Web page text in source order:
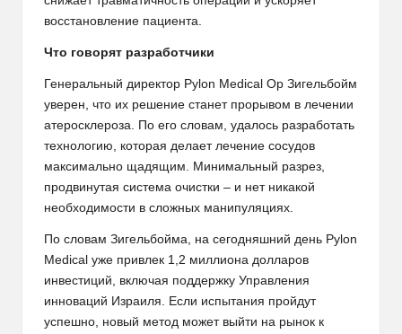
восстановление пациента.
Что говорят разработчики
Генеральный директор Pylon Medical Ор Зигельбойм
уверен, что их решение станет прорывом в лечении
атеросклероза. По его словам, удалось разработать
технологию, которая делает лечение сосудов
максимально щадящим. Минимальный разрез,
продвинутая система очистки – и нет никакой
необходимости в сложных манипуляциях.
По словам Зигельбойма, на сегодняшний день Pylon
Medical уже привлек 1,2 миллиона долларов
инвестиций, включая поддержку Управления
инноваций Израиля. Если испытания пройдут
успешно, новый метод может выйти на рынок к